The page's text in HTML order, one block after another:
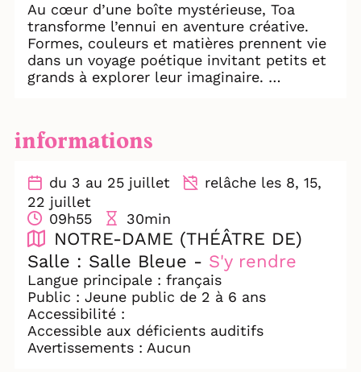
Au cœur d’une boîte mystérieuse, Toa
transforme l’ennui en aventure créative.
Formes, couleurs et matières prennent vie
dans un voyage poétique invitant petits et
grands à explorer leur imaginaire.
« Dans tes yeux » offre ainsi une première
rencontre artistique tout en douceur,
plus jeunes comme des plus grands.
informations
du 3 au 25 juillet
relâche les 8, 15,
22 juillet
09h55
30min
NOTRE-DAME (THÉÂTRE DE)
Salle : Salle Bleue - S'y rendre
Langue principale : français
Public : Jeune public de 2 à 6 ans
Accessibilité :
Accessible aux déficients auditifs
Avertissements : Aucun